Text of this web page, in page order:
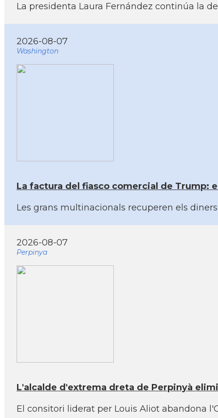
La presidenta Laura Fernández continúa la
2026-08-07
Washington
La factura del fiasco comercial de Trump:
Les grans multinacionals recuperen els
2026-08-07
Perpinya
L'alcalde d'extrema dreta de Perpinyà
El consitori liderat per Louis Aliot abandona